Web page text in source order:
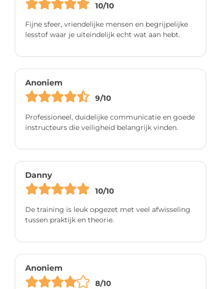
10/10
Fijne sfeer, vriendelijke mensen en begrijpelijke
lesstof waar je uiteindelijk echt wat aan hebt.
Anoniem
9/10
Professioneel, duidelijke communicatie en goede
instructeurs die veiligheid belangrijk vinden.
Danny
10/10
De training is leuk opgezet met veel afwisseling
tussen praktijk en theorie.
Anoniem
8/10